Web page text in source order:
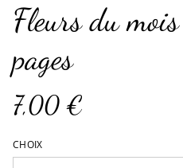
Fleurs du
pages
7,00 €
CHOIX